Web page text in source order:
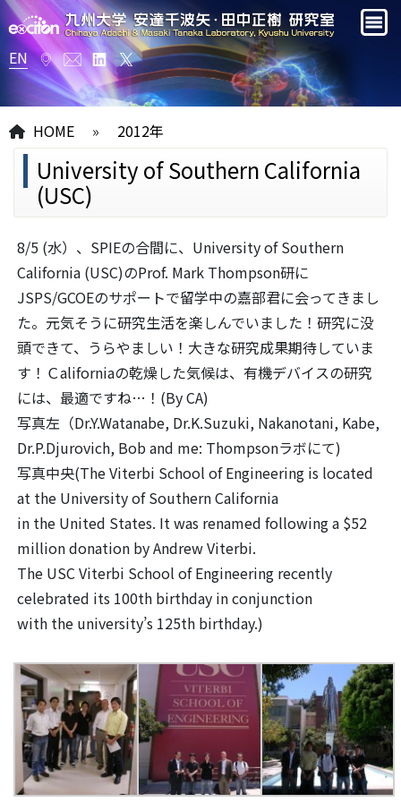
EN
HOME » 2012年
University of Southern California
(USC)
8/5 (水）、SPIEの合間に、University of Southern
California (USC)のProf. Mark Thompson研に
JSPS/GCOEのサポートで留学中の嘉部君に会ってきまし
た。元気そうに研究生活を楽しんでいました！研究に没
頭できて、うらやましい！大きな研究成果期待していま
す！Ｃaliforniaの乾燥した気候は、有機デバイスの研究
には、最適ですね…！(By CA)
写真左（Dr.Y.Watanabe, Dr.K.Suzuki, Nakanotani, Kabe,
Dr.P.Djurovich, Bob and me: Thompsonラボにて)
写真中央(The Viterbi School of Engineering is located
at the University of Southern California
in the United States. It was renamed following a $52
million donation by Andrew Viterbi.
The USC Viterbi School of Engineering recently
celebrated its 100th birthday in conjunction
with the university’s 125th birthday.)